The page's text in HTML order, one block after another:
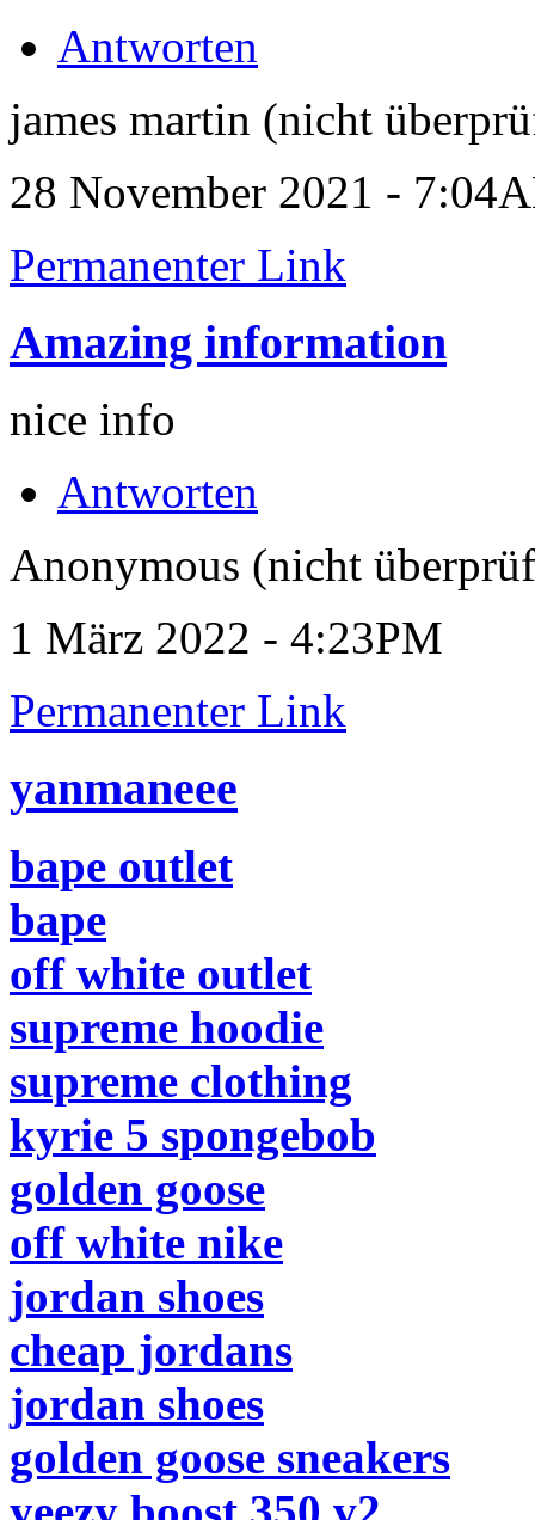
Antworten
james martin (nicht
28 November 2021 -
Permanenter Link
Amazing information
nice info
Antworten
Anonymous (nicht
1 März 2022 - 4:23PM
Permanenter Link
yanmaneee
bape outlet
bape
off white outlet
supreme hoodie
supreme clothing
kyrie 5 spongebob
golden goose
off white nike
jordan shoes
cheap jordans
jordan shoes
golden goose sneakers